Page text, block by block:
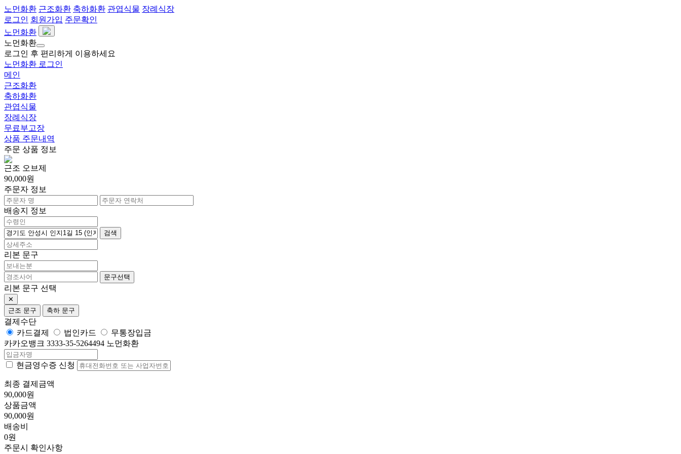
노먼화환 근조화환 축하화환 관엽식물 장례식장
로그인 회원가입 주문확인
노먼화환
노먼화환
로그인 후 편리하게 이용하세요
노먼화환 로그인
메인
근조화환
축하화환
관엽식물
장례식장
무료부고장
상품 주문내역
주문 상품 정보
근조 오브제
90,000원
주문자 정보
배송지 정보
검색
리본 문구
문구선택
리본 문구 선택
✕
근조 문구
축하 문구
결제수단
카드결제
법인카드
무통장입금
카카오뱅크 3333-35-5264494 노먼화환
현금영수증 신청
최종 결제금액
90,000원
상품금액
90,000원
배송비
0원
주문시 확인사항